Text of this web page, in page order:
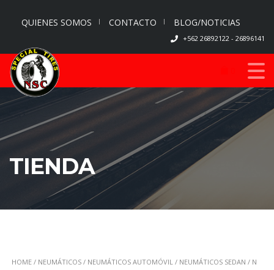
QUIENES SOMOS CONTACTO BLOG/NOTICIAS
+562 26892122 - 26896141
TIENDA
HOME / NEUMÁTICOS / NEUMÁTICOS AUTOMÓVIL / NEUMÁTICOS SEDAN / N